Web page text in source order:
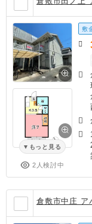
もっと見る
2人検討中
敷
倉敷市中庄 ア